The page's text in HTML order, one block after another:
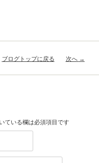
ブログトップに戻る 次へ →
ている欄は必須項目です